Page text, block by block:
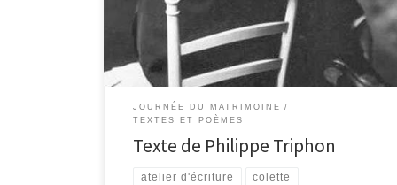
naissance de Colette
JOURNÉE DU MATRIMOINE
TEXTES ET POÈMES
Texte de Philippe Triphon
atelier d'écriture colette